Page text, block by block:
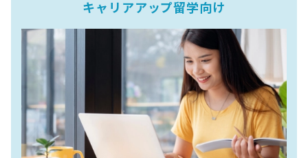
キャリアアップ留学向け